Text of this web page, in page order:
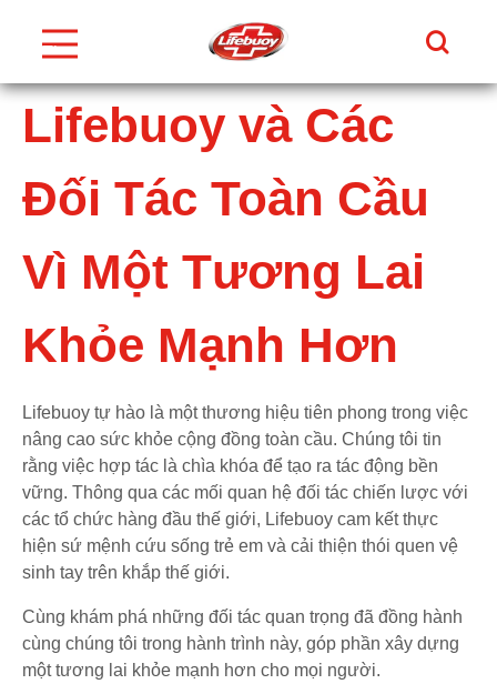
Skip to content
Tìm
Thực
Lifebuoy và Các
Đối Tác Toàn Cầu
Vì Một Tương Lai
Khỏe Mạnh Hơn
Lifebuoy tự hào là một thương hiệu tiên phong trong việc
nâng cao sức khỏe cộng đồng toàn cầu. Chúng tôi tin
rằng việc hợp tác là chìa khóa để tạo ra tác động bền
vững. Thông qua các mối quan hệ đối tác chiến lược với
các tổ chức hàng đầu thế giới, Lifebuoy cam kết thực
hiện sứ mệnh cứu sống trẻ em và cải thiện thói quen vệ
sinh tay trên khắp thế giới.
Cùng khám phá những đối tác quan trọng đã đồng hành
cùng chúng tôi trong hành trình này, góp phần xây dựng
một tương lai khỏe mạnh hơn cho mọi người.